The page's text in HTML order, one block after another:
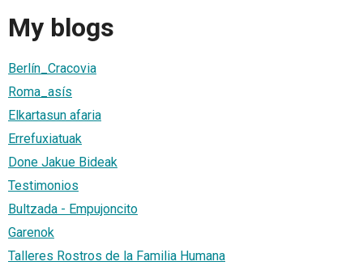
My blogs
Berlín_Cracovia
Roma_asís
Elkartasun afaria
Errefuxiatuak
Done Jakue Bideak
Testimonios
Bultzada - Empujoncito
Garenok
Talleres Rostros de la Familia Humana